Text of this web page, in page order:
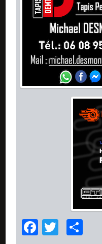
Facebook
Twitter